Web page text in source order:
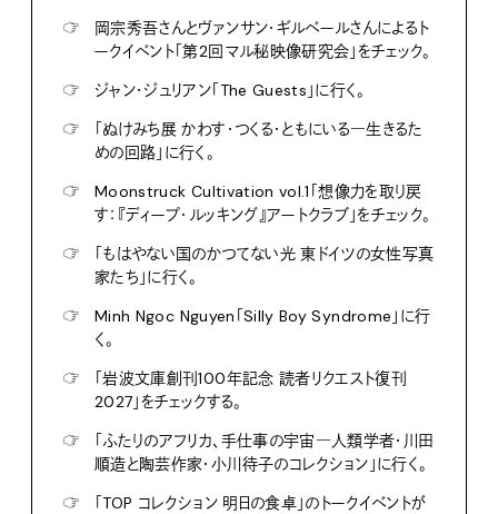
☞
岡宗秀吾さんとヴァンサン・ギルベールさんによるト
ークイベント「第2回マル秘映像研究会」をチェック。
☞
ジャン・ジュリアン「The Guests」に行く。
☞
「ぬけみち展 かわす・つくる・ともにいる―生きるた
めの回路」に行く。
☞
Moonstruck Cultivation vol.1「想像力を取り戻
す：『ディープ・ルッキング』アートクラブ」をチェック。
☞
「もはやない国のかつてない光 東ドイツの女性写真
家たち」に行く。
☞
Minh Ngoc Nguyen「Silly Boy Syndrome」に行
く。
☞
「岩波文庫創刊100年記念 読者リクエスト復刊
2027」をチェックする。
☞
「ふたりのアフリカ、手仕事の宇宙―人類学者・川田
順造と陶芸作家・小川待子のコレクション」に行く。
☞
「TOP コレクション 明日の食卓」のトークイベントが